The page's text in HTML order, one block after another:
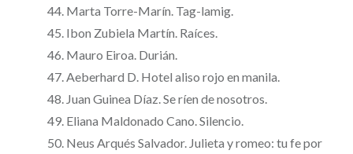
Marta Torre-Marín. Tag-lamig.
Ibon Zubiela Martín. Raíces.
Mauro Eiroa. Durián.
Aeberhard D. Hotel aliso rojo en manila.
Juan Guinea Díaz. Se ríen de nosotros.
Eliana Maldonado Cano. Silencio.
Neus Arqués Salvador. Julieta y romeo: tu fe por